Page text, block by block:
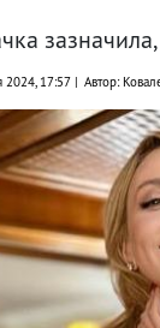
2024, 17:57 Автор: